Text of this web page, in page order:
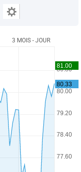
3 MOIS - JOUR